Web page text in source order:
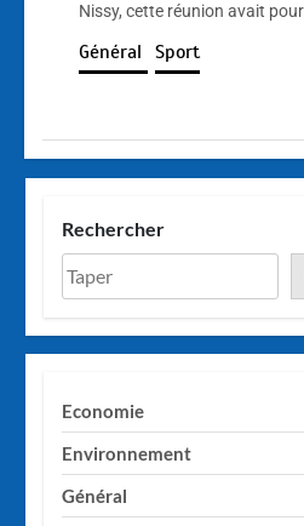
Nissy, cette réunion avait
Général Sport
Rechercher
Economie
Environnement
Général